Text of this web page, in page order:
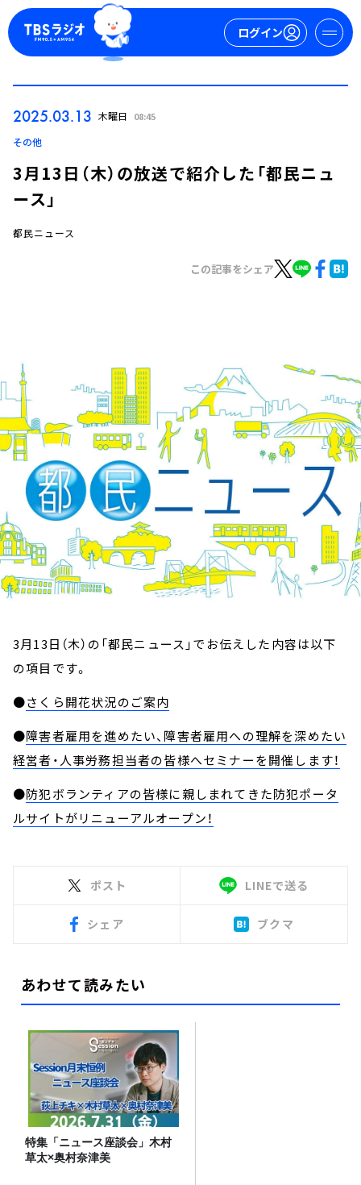
ログイン
イベント・グッズ
YouTube
会社情報
2025.03.13 木曜日 08:45
その他
3月13日（木）の放送で紹介した「都民ニュ
ース」
都民ニュース
この記事をシェア
3月13日（木）の「都民ニュース」でお伝えした内容は以下
の項目です。
●さくら開花状況のご案内
●障害者雇用を進めたい、障害者雇用への理解を深めたい
経営者・人事労務担当者の皆様へセミナーを開催します！
●防犯ボランティアの皆様に親しまれてきた防犯ポータ
ルサイトがリニューアルオープン！
ポスト LINEで送る
シェア ブクマ
あわせて読みたい
特集「ニュース座談会」木村
草太×奥村奈津美